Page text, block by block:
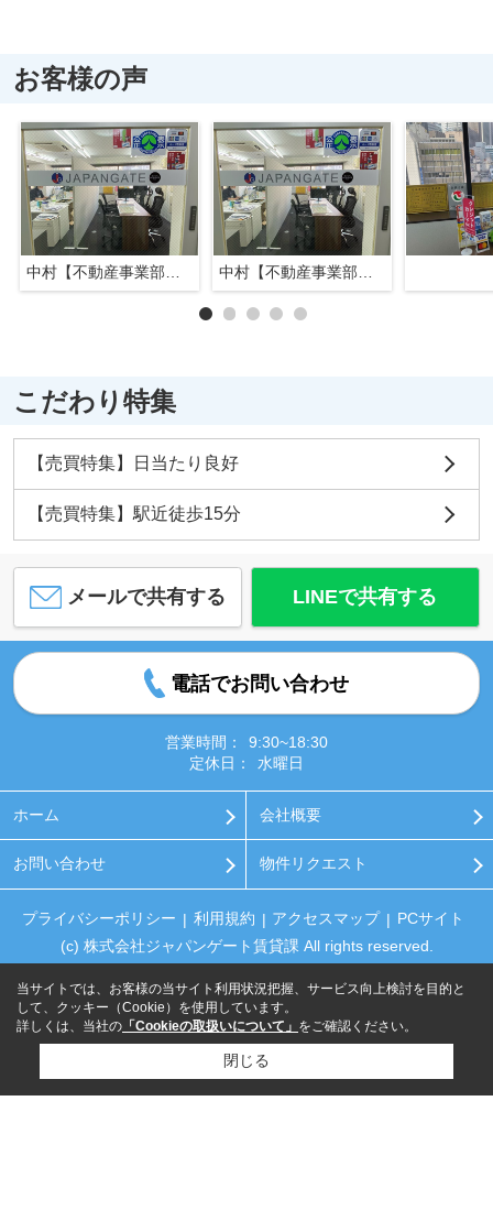
お客様の声
こだわり特集
【売買特集】日当たり良好
【売買特集】駅近徒歩15分
メールで共有する LINEで共有する
電話でお問い合わせ
営業時間：
9:30~18:30
定休日：
水曜日
ホーム 会社概要
お問い合わせ 物件リクエスト
プライバシーポリシー 利用規約 アクセスマップ
PCサイト
(c) 株式会社ジャパンゲート賃貸課 All rights reserved.
当サイトでは、お客様の当サイト利用状況把握、サービス向上検討を目的と
して、クッキー（Cookie）を使用しています。
詳しくは、当社の 「Cookieの取扱いについて」 をご確認ください。
閉じる